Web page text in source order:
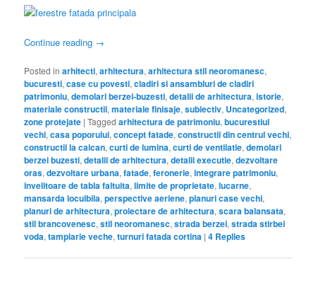
Continue reading →
Posted in arhitecti,arhitectura,arhitectura stil neoromanesc,
bucuresti,case cu povesti,cladiri si ansambluri de cladiri
patrimoniu,demolari berzei-buzesti,detalii de arhitectura,istorie,
materiale constructii,materiale finisaje,subiectiv, Uncategorized,
zone protejate |Tagged arhitectura de patrimoniu,bucurestiul
vechi,casa poporului,concept fatade,constructii din centrul vechi,
constructii la calcan,curti de lumina,curti de ventilatie,demolari
berzei buzesti,detalii de arhitectura,detalii executie,dezvoltare
oras,dezvoltare urbana,fatade,feronerie,integrare patrimoniu,
invelitoare de tabla faltuita,limite de proprietate,lucarne,
mansarda locuibila,perspective aeriene,planuri case vechi,
planuri de arhitectura,proiectare de arhitectura,scara balansata,
stil brancovenesc,stil neoromanesc,strada berzei,strada stirbei
voda,tamplarie veche,turnuri fatada cortina |4 Replies